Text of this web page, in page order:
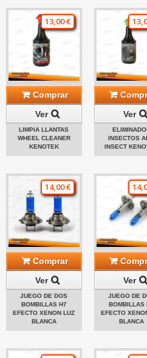
13,00 €
Comprar
Ver
LIMPIA LLANTAS
WHEEL CLEANER
KENOTEK
Ver
INSECTOS
INSECT
14,00 €
Comprar
Ver
JUEGO DE DOS
BOMBILLAS H7
EFECTO XENON LUZ
BLANCA
Ver
JUEGO DE
BOMBILLAS
EFECTO
BLANCA